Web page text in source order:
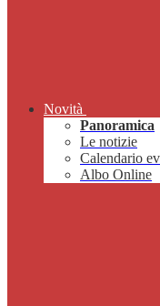
Novità
Panoramica
Le notizie
Calendario
Albo Online